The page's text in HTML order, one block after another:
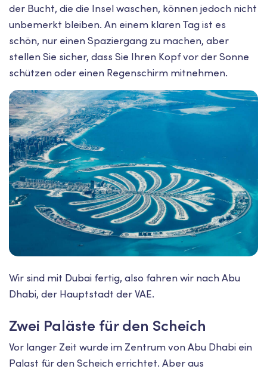
der Bucht, die die Insel waschen, können jedoch nicht
unbemerkt bleiben. An einem klaren Tag ist es
schön, nur einen Spaziergang zu machen, aber
stellen Sie sicher, dass Sie Ihren Kopf vor der Sonne
schützen oder einen Regenschirm mitnehmen.
Wir sind mit Dubai fertig, also fahren wir nach Abu
Dhabi, der Hauptstadt der VAE.
Zwei Paläste für den Scheich
Vor langer Zeit wurde im Zentrum von Abu Dhabi ein
Palast für den Scheich errichtet. Aber aus